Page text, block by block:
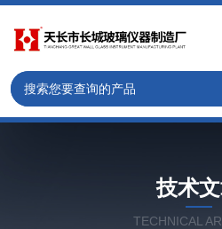
技术
TECHNICAL